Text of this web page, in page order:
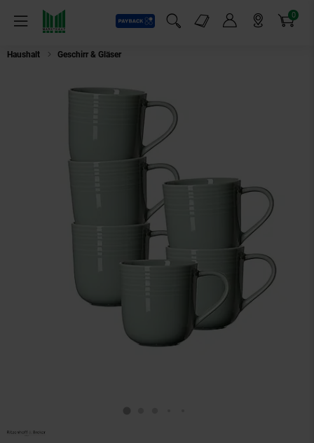
Menü
Payback
Suchfeld einblenden
Markt-Angebote 0
Artikel
Haushalt Geschirr & Gläser